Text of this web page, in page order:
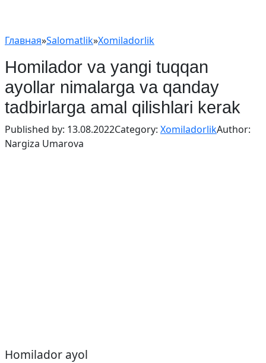
Главная»Salomatlik»Xomiladorlik
Homilador va yangi tuqqan
ayollar nimalarga va qanday
tadbirlarga amal qilishlari kerak
Published by: 13.08.2022Category: XomiladorlikAuthor:
Nargiza Umarova
Homilador ayol